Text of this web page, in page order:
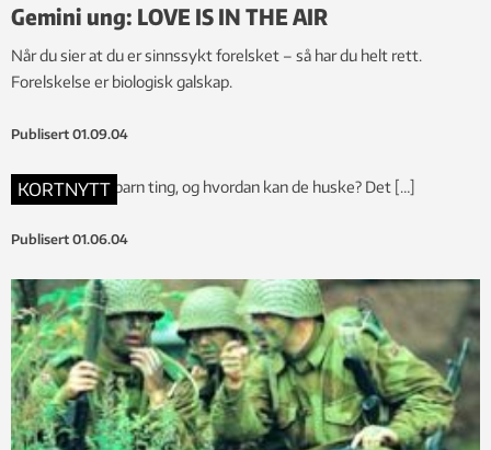
Gemini ung: LOVE IS IN THE AIR
Når du sier at du er sinnssykt forelsket – så har du helt rett.
Forelskelse er biologisk galskap.
Publisert 01.09.04
KORTNYTT
Hvordan lærer barn ting, og hvordan kan de huske? Det […]
Publisert 01.06.04